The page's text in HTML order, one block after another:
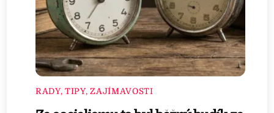
RADY, TIPY, ZAJÍMAVOSTI